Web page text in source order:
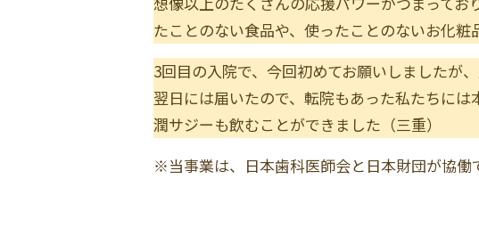
たことのない食品や、使ったことのないお化粧
3回目の入院で、今回初めてお願いしましたが
翌日には届いたので、転院もあった私たちに
潤サジーも飲むことができました（三重）
※当事業は、日本歯科医師会と日本財団が協働